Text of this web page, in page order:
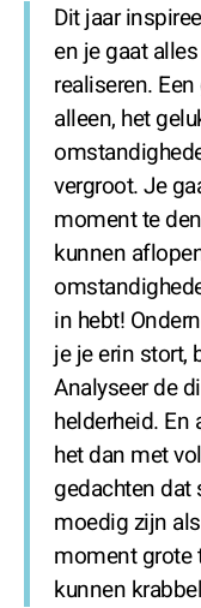
Dit jaar
en je gaat
realiseren.
alleen, het
vergroot. Je
moment te
kunnen
in hebt!
je je erin stort,
Analyseer de
helderheid. En
het dan met
gedachten
moedig zijn
moment grote
kunnen